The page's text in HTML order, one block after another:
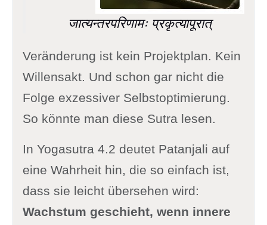
जात्यन्तरपरिणामः प्रकृत्यापूरात्
Veränderung ist kein Projektplan. Kein
Willensakt. Und schon gar nicht die
Folge exzessiver Selbstoptimierung.
So könnte man diese Sutra lesen.
In Yogasutra 4.2 deutet Patanjali auf
eine Wahrheit hin, die so einfach ist,
dass sie leicht übersehen wird:
Wachstum geschieht, wenn innere